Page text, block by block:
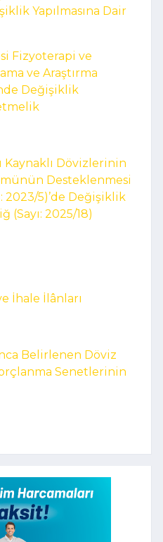
Yapılmasına Dair
Fizyoterapi ve
ve Araştırma
Değişiklik
Kaynaklı Dövizlerinin
Desteklenmesi
2023/5)’de Değişiklik
(Sayı: 2025/18)
İhale İlânları
Belirlenen Döviz
Senetlerinin